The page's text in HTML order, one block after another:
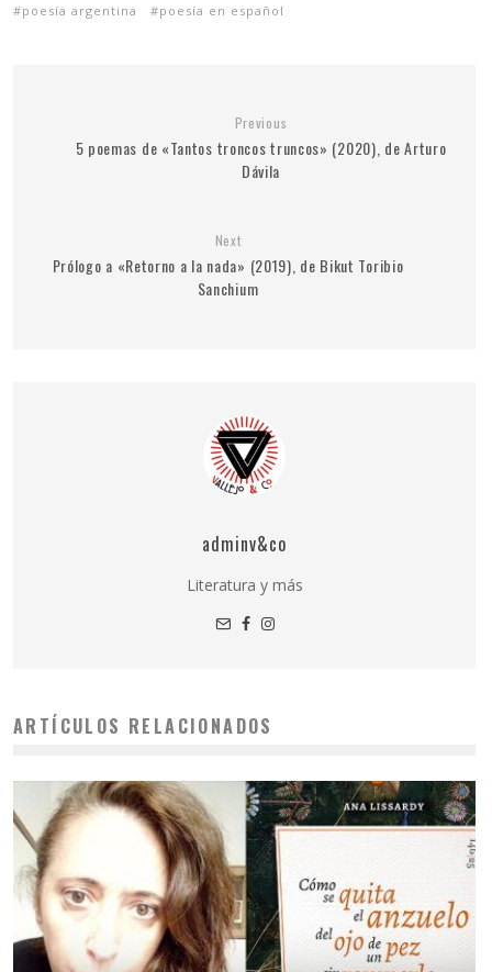
poesía argentina
poesía en español
Previous
5 poemas de «Tantos troncos truncos» (2020), de Arturo
Dávila
Next
Prólogo a «Retorno a la nada» (2019), de Bikut Toribio
Sanchium
adminv&co
Literatura y más
ARTÍCULOS RELACIONADOS